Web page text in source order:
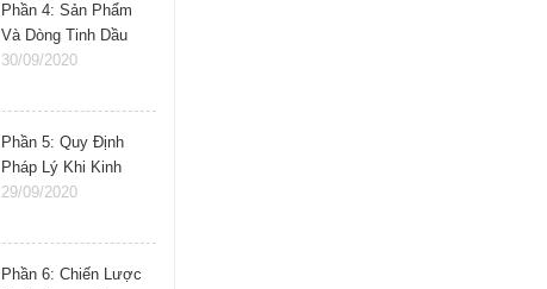
Phần 4: Sản Phẩm
Và Dòng Tinh Dầu
Nên Kinh Doanh
30/09/2020
Phần 5: Quy Định
Pháp Lý Khi Kinh
Doanh Tinh Dầu
29/09/2020
Phần 6: Chiến Lược